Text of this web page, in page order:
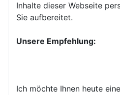
Inhalte dieser Webseite
Sie aufbereitet.
Unsere Empfehlung:
Ich möchte Ihnen heute